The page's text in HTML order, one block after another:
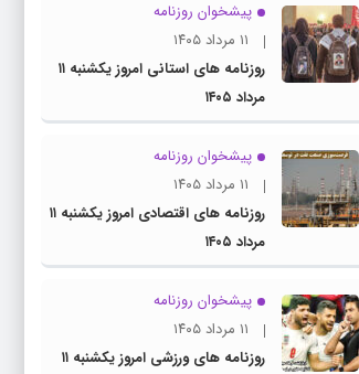
پیشخوان روزنامه
۱۱ مرداد ۱۴۰۵
روزنامه های استانی امروز یکشنبه ۱۱
مرداد ۱۴۰۵
پیشخوان روزنامه
۱۱ مرداد ۱۴۰۵
روزنامه های اقتصادی امروز یکشنبه ۱۱
مرداد ۱۴۰۵
پیشخوان روزنامه
۱۱ مرداد ۱۴۰۵
روزنامه های ورزشی امروز یکشنبه ۱۱